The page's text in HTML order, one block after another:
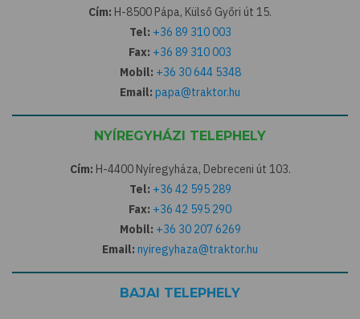
Cím: H-8500 Pápa, Külső Győri út 15.
Tel: +36 89 310 003
Fax: +36 89 310 003
Mobil: +36 30 644 5348
Email: papa@traktor.hu
NYÍREGYHÁZI TELEPHELY
Cím: H-4400 Nyíregyháza, Debreceni út 103.
Tel: +36 42 595 289
Fax: +36 42 595 290
Mobil: +36 30 207 6269
Email: nyiregyhaza@traktor.hu
BAJAI TELEPHELY